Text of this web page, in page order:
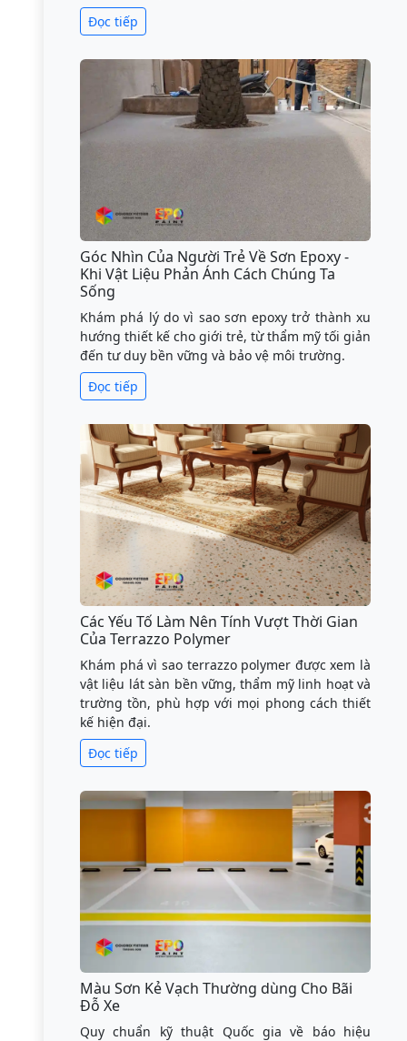
Đọc tiếp
Góc Nhìn Của Người Trẻ Về Sơn Epoxy -
Khi Vật Liệu Phản Ánh Cách Chúng Ta
Sống
Khám phá lý do vì sao sơn epoxy trở thành xu
hướng thiết kế cho giới trẻ, từ thẩm mỹ tối giản
đến tư duy bền vững và bảo vệ môi trường.
Đọc tiếp
Các Yếu Tố Làm Nên Tính Vượt Thời Gian
Của Terrazzo Polymer
Khám phá vì sao terrazzo polymer được xem là
vật liệu lát sàn bền vững, thẩm mỹ linh hoạt và
trường tồn, phù hợp với mọi phong cách thiết
kế hiện đại.
Đọc tiếp
Màu Sơn Kẻ Vạch Thường dùng Cho Bãi
Đỗ Xe
Quy chuẩn kỹ thuật Quốc gia về báo hiệu